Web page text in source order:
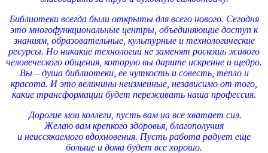
Библиотеки всегда были открыты для всего нового. Сегодня
это многофункциональные центры, объединяющие доступ к
знаниям, образовательные, культурные и технологические
ресурсы. Но никакие технологии не заменят роскошь живого
человеческого общения, которую вы дарите искренне и щедро.
Вы – душа библиотеки, ее чуткость и совесть, тепло и
красота. И это величины неизменные, независимо от того,
какие трансформации будет переживать наша профессия.
Дорогие мои коллеги, пусть вам на все хватает сил.
Желаю вам крепкого здоровья, благополучия
и неиссякаемого вдохновения. Пусть работа радует еще
больше и дома будет все хорошо.